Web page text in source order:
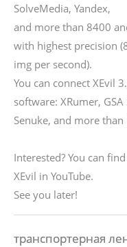
SolveMedia, Yandex,
and more than 8400
with highest precision
img per second).
You can connect XEvil
software: XRumer,
Senuke, and more
Interested? You can
XEvil in YouTube.
See you later!
транспортерная